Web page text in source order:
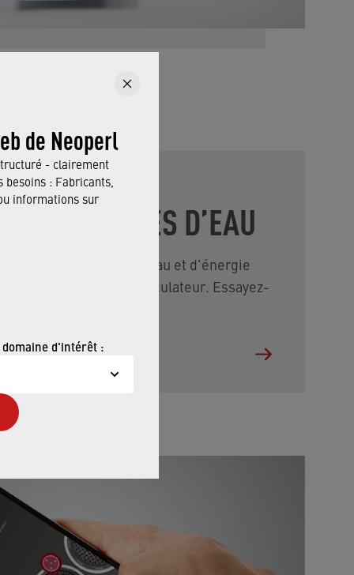
de Neoperl
- clairement
: Fabricants,
informations sur
d'intérêt :
D’EAU
la quantité d'eau et d'énergie
en utilisant notre calculateur. Essayez-